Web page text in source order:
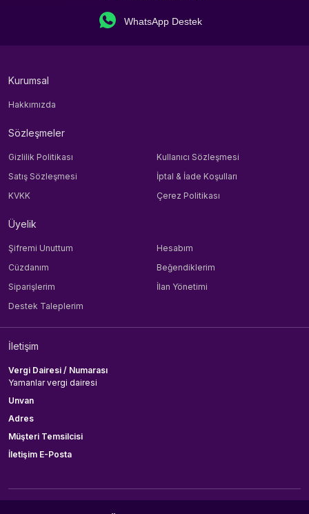
WhatsApp Destek
Kurumsal
Hakkımızda
Sözleşmeler
Gizlilik Politikası
Kullanıcı Sözleşmesi
Satış Sözleşmesi
İptal & İade Koşulları
KVKK
Çerez Politikası
Üyelik
Şifremi Unuttum
Hesabım
Cüzdanım
Beğendiklerim
Siparişlerim
İlan Yönetimi
Destek Taleplerim
İletişim
Vergi Dairesi / Numarası
Yamanlar vergi dairesi
Unvan
Adres
Müşteri Temsilcisi
İletişim E-Posta